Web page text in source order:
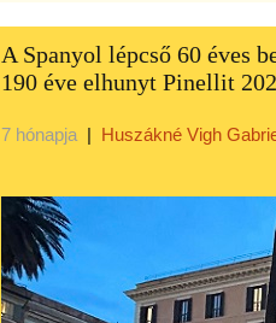
A Spanyol lépcső 60 éves
190 éve elhunyt Pinellit
7 hónapja | Huszákné Vigh